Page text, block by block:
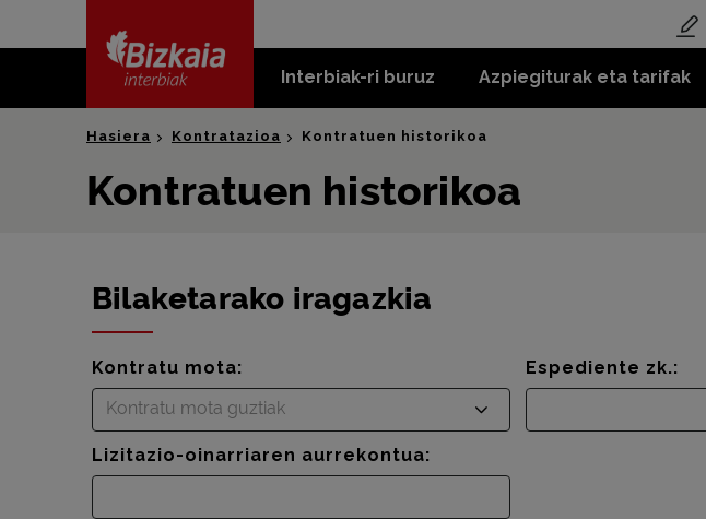
content
Interbiak-ri buruz Azpiegiturak eta tarifak
Hasiera Kontratazioa Kontratuen historikoa
Kontratuen historikoa
Bilaketarako iragazkia
Kontratu mota:
Kontratu mota guztiak
Espediente zk.:
Lizitazio-oinarriaren aurrekontua: